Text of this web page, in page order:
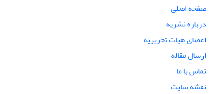
صفحه اصلی
درباره نشریه
اعضای هیات تحریریه
ارسال مقاله
تماس با ما
نقشه سایت